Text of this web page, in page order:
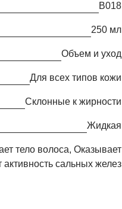
В018
250 мл
Объем и уход
Для всех типов кожи
Cклонные к жирности
жидкая
сальных желез